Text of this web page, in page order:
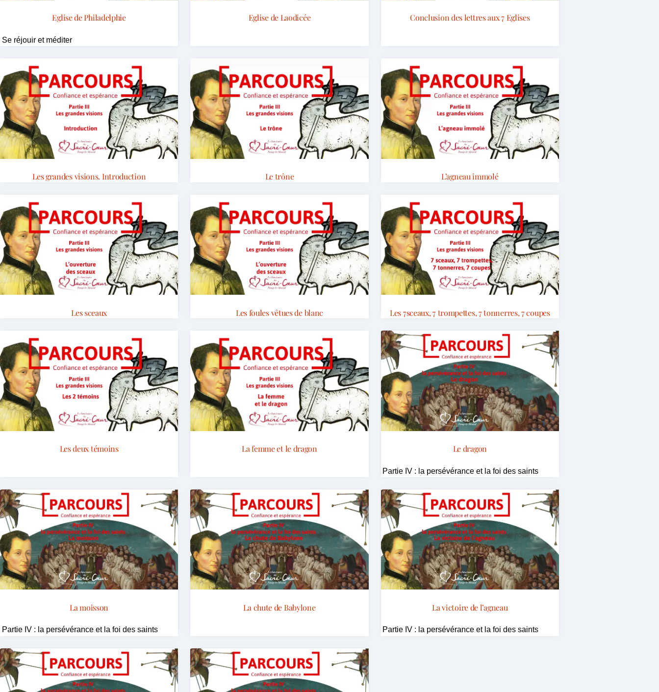
Eglise de Philadelphie
Se réjouir et méditer
Eglise de Laodicée Conclusion des lettres aux 7 Eglises
Les grandes visions. Introduction Le trône L’agneau immolé
Les sceaux Les foules vêtues de blanc Les 7sceaux, 7 trompettes, 7 tonnerres, 7 coupes
Les deux témoins La femme et le dragon Le dragon
Partie IV : la persévérance et la foi des saints
La moisson
Partie IV : la persévérance et la foi des saints
La chute de Babylone La victoire de l’agneau
Partie IV : la persévérance et la foi des saints